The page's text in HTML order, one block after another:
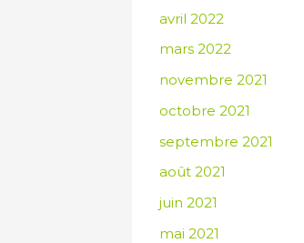
avril 2022
mars 2022
novembre 2021
octobre 2021
septembre 2021
août 2021
juin 2021
mai 2021